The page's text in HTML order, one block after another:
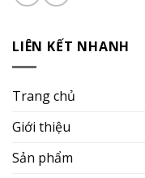
LIÊN KẾT NHANH
Trang chủ
Giới thiệu
Sản phẩm